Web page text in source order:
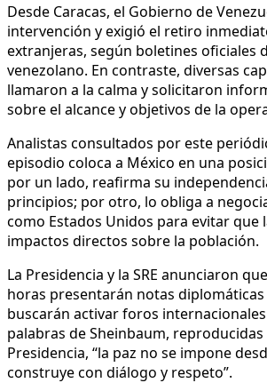
Desde Caracas, el Gobierno de
intervención y exigió el retiro
extranjeras, según boletines oficiales
venezolano. En contraste, diversas
llamaron a la calma y solicitaron
sobre el alcance y objetivos de la
Analistas consultados por este
episodio coloca a México en una
por un lado, reafirma su
principios; por otro, lo obliga a
como Estados Unidos para evitar que
impactos directos sobre la población.
La Presidencia y la SRE anunciaron
horas presentarán notas
buscarán activar foros
palabras de Sheinbaum,
Presidencia, “la paz no se impone
construye con diálogo y respeto”.